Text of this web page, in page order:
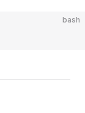
bash